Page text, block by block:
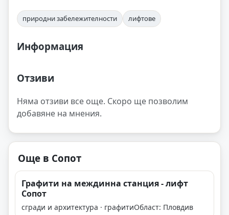
природни забележителности лифтове
Информация
Отзиви
Няма отзиви все още. Скоро ще позволим
добавяне на мнения.
Още в Сопот
Графити на междинна станция - лифт
Сопот
сгради и архитектура · графитиОбласт: Пловдив